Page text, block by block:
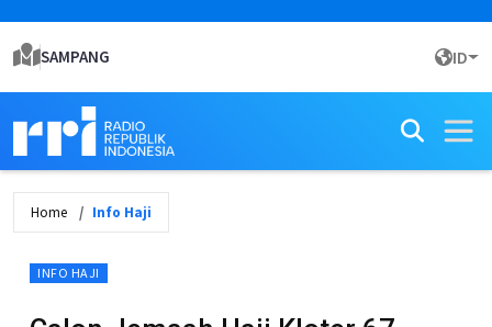
SAMPANG ID
Home Info Haji
INFO HAJI